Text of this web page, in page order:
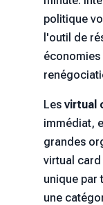
politique
l'outil de
économies
Les virtual
immédiat,
grandes
virtual
unique par
une